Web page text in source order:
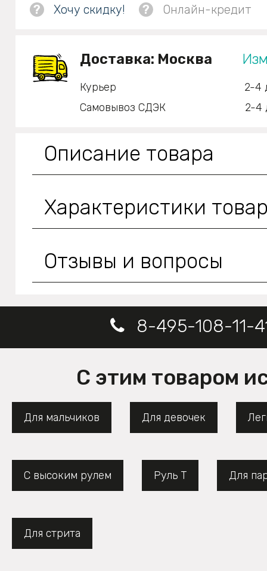
? Хочу скидку! ? Онлайн-кредит
Доставка: Москва
Курьер
2-4
Самовывоз СДЭК
2-4
Описание товара
Характеристики
Отзывы и вопросы
8-495-108-11-
С этим товаром
Для мальчиков Для девочек
С высоким рулем Руль Т Для
Для стрита